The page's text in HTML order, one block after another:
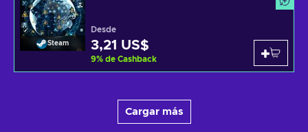
Steam
Desde
3,21 US$
9% de Cashback
Cargar más